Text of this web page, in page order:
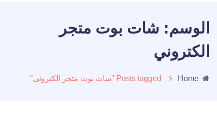
الوسم: شات بوت متجر
الكتروني
Home Posts tagged "شات بوت متجر الكتروني"